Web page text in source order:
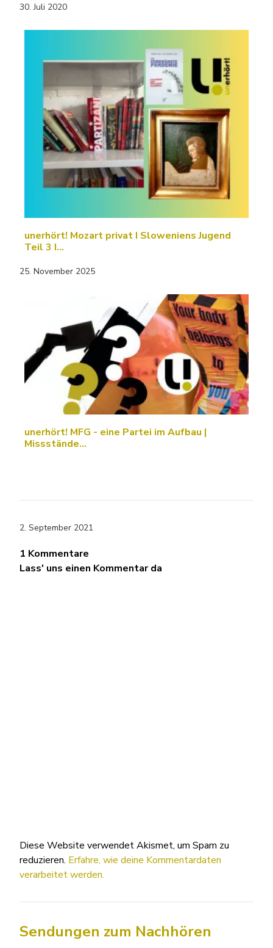
30. Juli 2020
unerhört! Mozart privat I Sloweniens Jugend
Teil 3 I…
25. November 2025
unerhört! MFG - eine Partei im Aufbau |
Missstände…
2. September 2021
1 Kommentare
Lass' uns einen Kommentar da
Diese Website verwendet Akismet, um Spam zu
reduzieren. Erfahre, wie deine Kommentardaten
verarbeitet werden.
Sendungen zum Nachhören